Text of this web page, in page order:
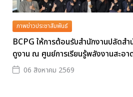
ภาพข่าวประชาสัมพันธ์
BCPG ให้การต้อนรับสำนักงานปลัดส
ดูงาน ณ ศูนย์การเรียนรู้พลังงานสะอ
06 สิงหาคม 2569